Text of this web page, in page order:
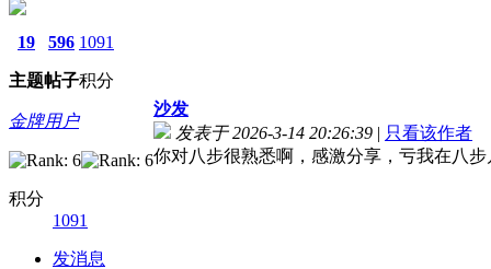
19
主题
596
帖子
1091
积分
金牌用户
积分
1091
发消息
沙发
发表于 2026-3-14 20:26:39 | 只看该作者
你对八步很熟悉啊，感激分享，亏我在八